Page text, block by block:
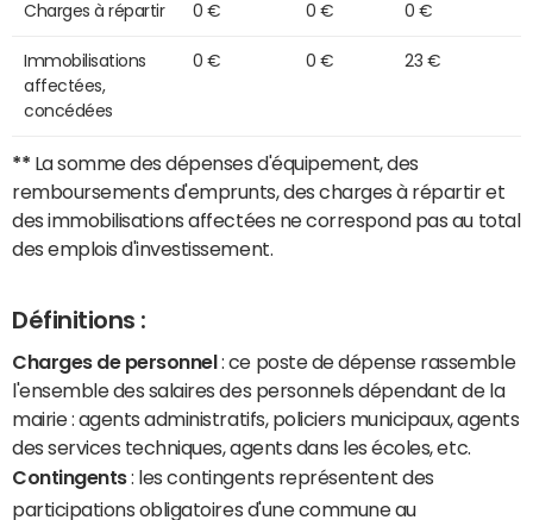
Charges à répartir 0 € 0 € 0 €
Immobilisations
affectées,
concédées
0 € 0 € 23 €
** La somme des dépenses d'équipement, des
remboursements d'emprunts, des charges à répartir et
des immobilisations affectées ne correspond pas au total
des emplois d'investissement.
Définitions :
Charges de personnel : ce poste de dépense rassemble
l'ensemble des salaires des personnels dépendant de la
mairie : agents administratifs, policiers municipaux, agents
des services techniques, agents dans les écoles, etc.
Contingents: les contingents représentent des
participations obligatoires d'une commune au